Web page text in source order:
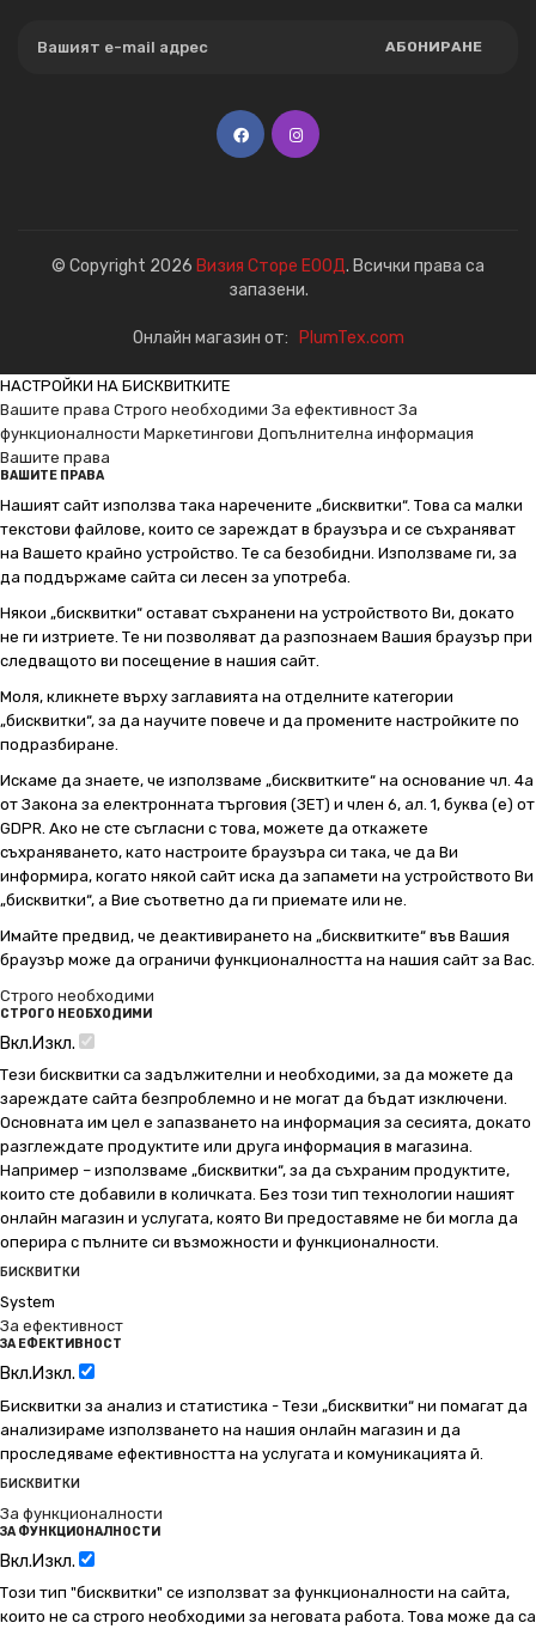
АБОНИРАНЕ
© Copyright 2026 Визия Сторе ЕООД. Всички права са
запазени.
Онлайн магазин от: PlumTex.com
НАСТРОЙКИ НА БИСКВИТКИТЕ
Вашите права Строго необходими За ефективност За
функционалности Маркетингови Допълнителна информация
Вашите права
ВАШИТЕ ПРАВА
Нашият сайт използва така наречените „бисквитки“. Това са малки
текстови файлове, които се зареждат в браузъра и се съхраняват
на Вашето крайно устройство. Те са безобидни. Използваме ги, за
да поддържаме сайта си лесен за употреба.
Някои „бисквитки“ остават съхранени на устройството Ви, докато
не ги изтриете. Те ни позволяват да разпознаем Вашия браузър при
следващото ви посещение в нашия сайт.
Моля, кликнете върху заглавията на отделните категории
„бисквитки“, за да научите повече и да промените настройките по
подразбиране.
Искаме да знаете, че използваме „бисквитките“ на основание чл. 4а
от Закона за електронната търговия (ЗЕТ) и член 6, ал. 1, буква (е) от
GDPR. Ако не сте съгласни с това, можете да откажете
съхраняването, като настроите браузъра си така, че да Ви
информира, когато някой сайт иска да запамети на устройството Ви
„бисквитки“, а Вие съответно да ги приемате или не.
Имайте предвид, че деактивирането на „бисквитките“ във Вашия
браузър може да ограничи функционалността на нашия сайт за Вас.
Строго необходими
СТРОГО НЕОБХОДИМИ
Вкл.Изкл.
Тези бисквитки са задължителни и необходими, за да можете да
зареждате сайта безпроблемно и не могат да бъдат изключени.
Основната им цел е запазването на информация за сесията, докато
разглеждате продуктите или друга информация в магазина.
Например – използваме „бисквитки“, за да съхраним продуктите,
които сте добавили в количката. Без този тип технологии нашият
онлайн магазин и услугата, която Ви предоставяме не би могла да
оперира с пълните си възможности и функционалности.
БИСКВИТКИ
System
За ефективност
ЗА ЕФЕКТИВНОСТ
Вкл.Изкл.
Бисквитки за анализ и статистика - Тези „бисквитки“ ни помагат да
анализираме използването на нашия онлайн магазин и да
проследяваме ефективността на услугата и комуникацията й.
БИСКВИТКИ
За функционалности
ЗА ФУНКЦИОНАЛНОСТИ
Вкл.Изкл.
Този тип "бисквитки" се използват за функционалности на сайта,
които не са строго необходими за неговата работа. Това може да са